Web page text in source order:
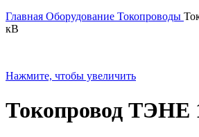
Главная Оборудование Токопроводы
кВ
Нажмите, чтобы увеличить
Токопровод ТЭНЕ